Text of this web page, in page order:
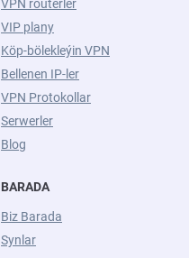
VPN routerler
VIP plany
Köp-bölekleýin VPN
Bellenen IP-ler
VPN Protokollar
Serwerler
Blog
BARADA
Biz Barada
Synlar